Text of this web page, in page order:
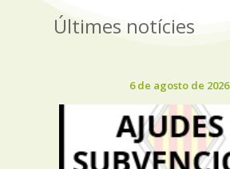
Últimes notícies
6 de agosto de 2026